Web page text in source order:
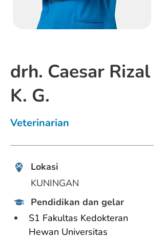
drh. Caesar Rizal
K. G.
Veterinarian
Lokasi
KUNINGAN
Pendidikan dan gelar
S1 Fakultas Kedokteran
Hewan Universitas